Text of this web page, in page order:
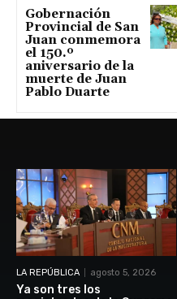
Gobernación
Provincial de San
Juan conmemora
el 150.º
aniversario de la
muerte de Juan
Pablo Duarte
LA REPÚBLICA agosto 5, 2026
Ya son tres los